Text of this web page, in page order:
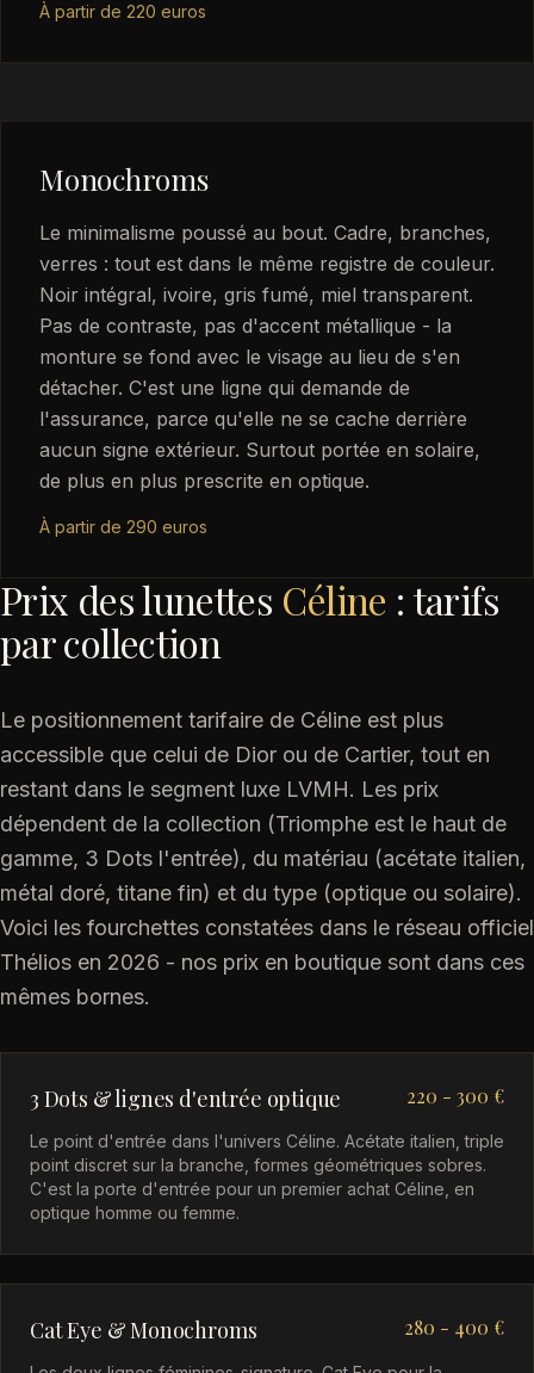
À partir de 220 euros
Monochroms
Le minimalisme poussé au bout. Cadre, branches,
verres : tout est dans le même registre de couleur.
Noir intégral, ivoire, gris fumé, miel transparent.
Pas de contraste, pas d'accent métallique - la
monture se fond avec le visage au lieu de s'en
détacher. C'est une ligne qui demande de
l'assurance, parce qu'elle ne se cache derrière
aucun signe extérieur. Surtout portée en solaire,
de plus en plus prescrite en optique.
À partir de 290 euros
Prix des lunettes Céline : tarifs
par collection
Le positionnement tarifaire de Céline est plus
accessible que celui de Dior ou de Cartier, tout en
restant dans le segment luxe LVMH. Les prix
dépendent de la collection (Triomphe est le haut de
gamme, 3 Dots l'entrée), du matériau (acétate italien,
métal doré, titane fin) et du type (optique ou solaire).
Voici les fourchettes constatées dans le réseau officiel
Thélios en 2026 - nos prix en boutique sont dans ces
mêmes bornes.
3 Dots & lignes d'entrée optique 220 - 300 €
Le point d'entrée dans l'univers Céline. Acétate italien, triple
point discret sur la branche, formes géométriques sobres.
C'est la porte d'entrée pour un premier achat Céline, en
optique homme ou femme.
Cat Eye & Monochroms 280 - 400 €